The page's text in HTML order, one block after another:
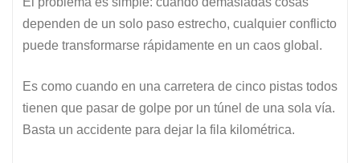
dependen de un solo paso estrecho, cualquier conflicto
puede transformarse rápidamente en un caos global.
Es como cuando en una carretera de cinco pistas todos
tienen que pasar de golpe por un túnel de una sola vía.
Basta un accidente para dejar la fila kilométrica.